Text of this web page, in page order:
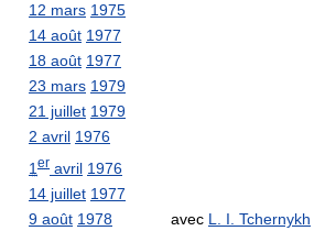
12 mars 1975
14 août 1977
18 août 1977
23 mars 1979
21 juillet 1979
2 avril 1976
1 er avril 1976
14 juillet 1977
9 août 1978 avec L. I. Tchernykh